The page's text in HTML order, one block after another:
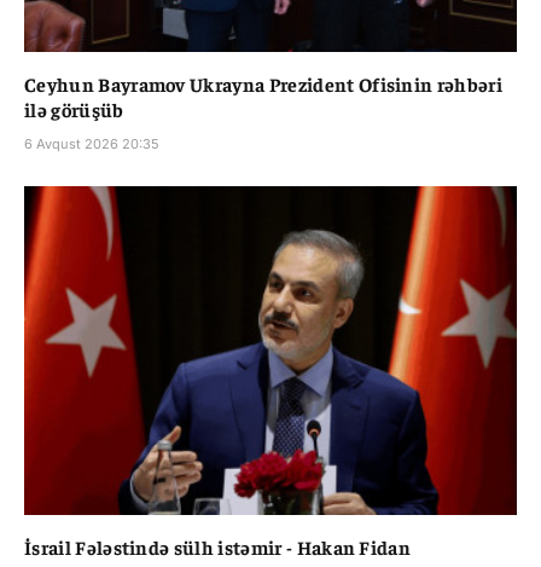
Ceyhun Bayramov Ukrayna Prezident Ofisinin rəhbəri
ilə görüşüb
6 Avqust 2026 20:35
İsrail Fələstində sülh istəmir - Hakan Fidan